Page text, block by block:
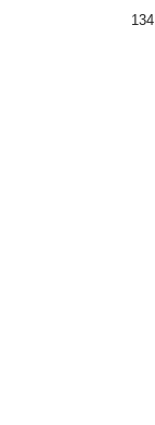
134